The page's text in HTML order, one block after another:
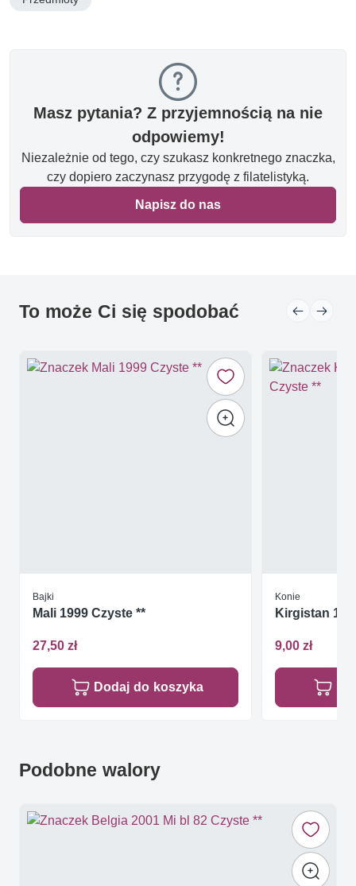
Masz pytania? Z przyjemnością na nie
odpowiemy!
Niezależnie od tego, czy szukasz konkretnego znaczka,
czy dopiero zaczynasz przygodę z filatelistyką.
Napisz do nas
To może Ci się spodobać
Bajki
Mali 1999 Czyste **
27,50 zł
Dodaj do koszyka
Konie
Kirgistan
9,00 zł
Podobne walory